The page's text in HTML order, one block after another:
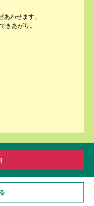
わせます。
きあがり。